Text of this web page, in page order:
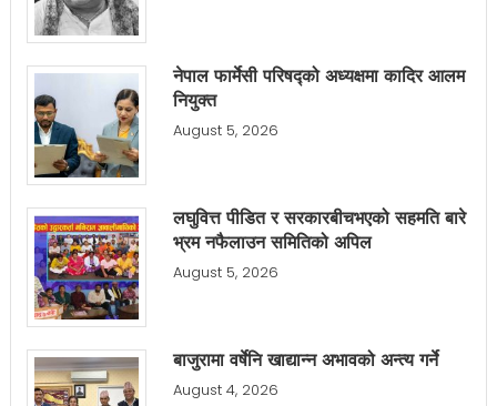
नेपाल फार्मेसी परिषद्को अध्यक्षमा कादिर आलम
नियुक्त
August 5, 2026
लघुवित्त पीडित र सरकारबीचभएको सहमति बारे
भ्रम नफैलाउन समितिको अपिल
August 5, 2026
बाजुरामा वर्षेनि खाद्यान्न अभावको अन्त्य गर्ने
August 4, 2026